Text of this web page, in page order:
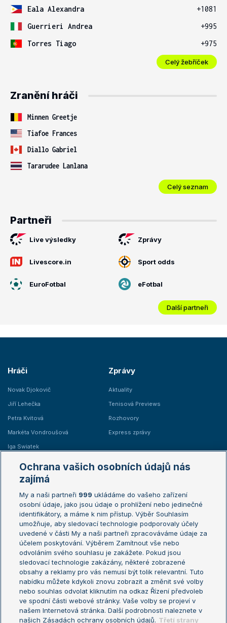
Eala Alexandra
+1081
Guerrieri Andrea
+995
Torres Tiago
+975
Celý žebříček
Zranění hráči
Minnen Greetje
Tiafoe Frances
Diallo Gabriel
Tararudee Lanlana
Celý seznam
Partneři
Live výsledky Zprávy
Livescore.in Sport odds
EuroFotbal eFotbal
Další partneři
Hráči
Novak Djokovič
Jiří Lehečka
Petra Kvitová
Markéta Vondroušová
Iga Swiatek
Zprávy
Aktuality
Tenisová Previews
Rozhovory
Express zprávy
Žebříčky
Žebříček ATP (muži)
Žebříček WTA (ženy)
Sázkařský žebříček
Australian Open
French Open
Wimbledon
US Open
Turnaj mistrů
Turnaj mistryň
Aktualní trendy
Fotbalové přestupy
Livesport Daily
Ochrana vašich osobních údajů nás
zajímá
My a naši partneři 999 ukládáme do vašeho zařízení
osobní údaje, jako jsou údaje o prohlížení nebo jedinečné
identifikátory, a máme k nim přístup. Výběr Souhlasím
umožňuje, aby sledovací technologie podporovaly účely
uvedené v části My a naši partneři zpracováváme údaje za
účelem poskytování. Výběrem Zamítnout vše nebo
odvoláním svého souhlasu je zakážete. Pokud jsou
sledovací technologie zakázány, některé zobrazené
obsahy a reklamy pro vás nemusí být tolik relevantní. Tuto
nabídku můžete kdykoli znovu zobrazit a změnit své volby
nebo souhlas odvolat kliknutím na odkaz Řízení předvoleb
ve spodní části webové stránky. Vaše volby se projeví v
našem Internetová stránka. Další podrobnosti naleznete v
našich Zásadách ochrany osobních údajů. Třetí strany